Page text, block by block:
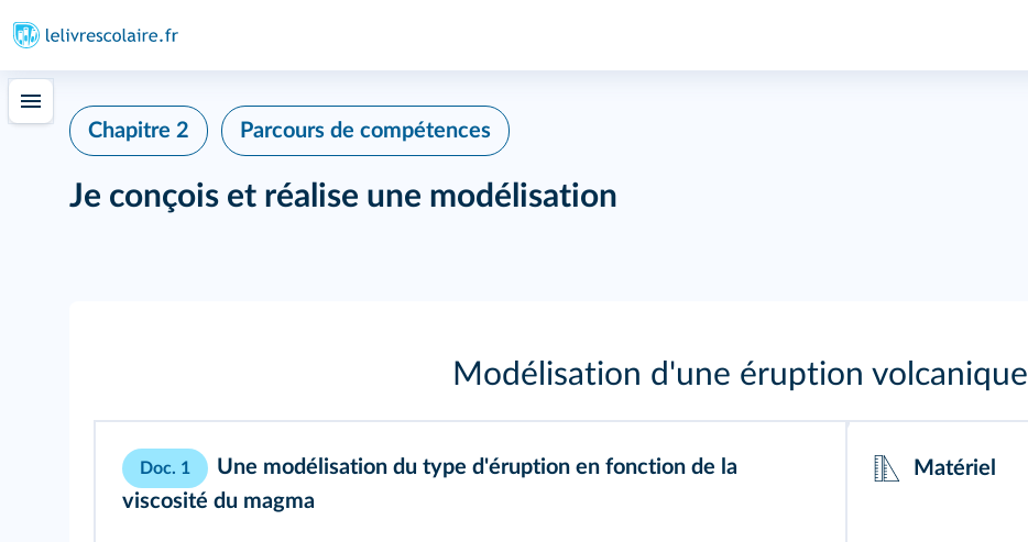
Chapitre 2 Parcours de compétences
Je conçois et réalise une modélisation
Modélisation d'une éruption volcanique
Doc. 1
Une modélisation du type d'éruption en fonction de la
viscosité du magma
Matériel